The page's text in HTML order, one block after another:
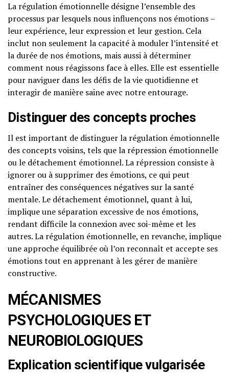
La régulation émotionnelle désigne l’ensemble des
processus par lesquels nous influençons nos émotions –
leur expérience, leur expression et leur gestion. Cela
inclut non seulement la capacité à moduler l’intensité et
la durée de nos émotions, mais aussi à déterminer
comment nous réagissons face à elles. Elle est essentielle
pour naviguer dans les défis de la vie quotidienne et
interagir de manière saine avec notre entourage.
Distinguer des concepts proches
Il est important de distinguer la régulation émotionnelle
des concepts voisins, tels que la répression émotionnelle
ou le détachement émotionnel. La répression consiste à
ignorer ou à supprimer des émotions, ce qui peut
entraîner des conséquences négatives sur la santé
mentale. Le détachement émotionnel, quant à lui,
implique une séparation excessive de nos émotions,
rendant difficile la connexion avec soi-même et les
autres. La régulation émotionnelle, en revanche, implique
une approche équilibrée où l’on reconnaît et accepte ses
émotions tout en apprenant à les gérer de manière
constructive.
MÉCANISMES
PSYCHOLOGIQUES ET
NEUROBIOLOGIQUES
Explication scientifique vulgarisée